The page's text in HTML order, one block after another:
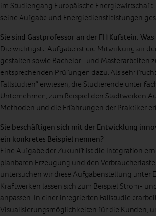
im Studiengang Europäische
seine Aufgabe und Energiedienstleistungen
Sie sind Gastprofessor an der FH Kufstein.
Die wichtigste Aufgabe ist die Mitwirkung an
gestalten sowie Bachelor- und Masterarbeiten
entsprechenden Prüfungen dazu. Als sehr
Fallstudien“ erwiesen, die Studierende unter
Unternehmen, zum Beispiel den Stadtwerken
Methoden und die Erfahrungen der Praktiker
Sie beschäftigen sich mit der Entwicklung
ein konkretes Beispiel nennen?
Eine Aufgabe der Zukunft ist die Integration
planbaren Erzeugung und den
untersuchen wir diese Aufgabenstellung unter
Kraftwerken lassen sich zum Beispiel Strom-
anpassen. In einer integrierten Fallstudie
Visualisierungsmöglichkeiten für die Kunden,